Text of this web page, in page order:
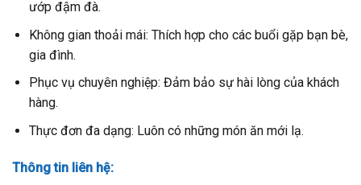
ướp đậm đà.
Không gian thoải mái: Thích hợp cho các buổi gặp bạn bè,
gia đình.
Phục vụ chuyên nghiệp: Đảm bảo sự hài lòng của khách
hàng.
Thực đơn đa dạng: Luôn có những món ăn mới lạ.
Thông tin liên hệ: